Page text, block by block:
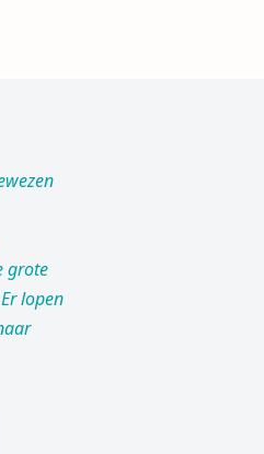
grote
lopen